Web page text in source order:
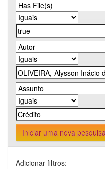
Iniciar uma nova
Adicionar filtros: